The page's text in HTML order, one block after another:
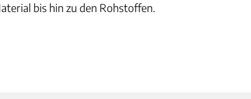
bis hin zu den Rohstoffen.